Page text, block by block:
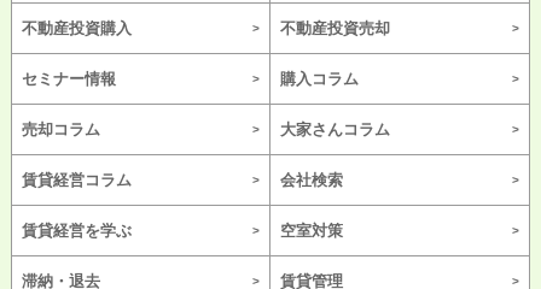
不動産投資購入 不動産投資売却
セミナー情報 購入コラム
売却コラム 大家さんコラム
賃貸経営コラム 会社検索
賃貸経営を学ぶ 空室対策
滞納・退去 賃貸管理